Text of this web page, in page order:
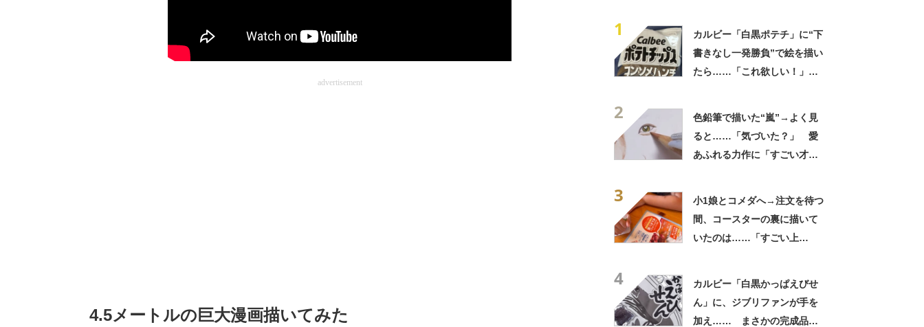
advertisement
4.5メートルの巨大漫画描いてみた
1
カルビー「白黒ポテチ」に“下
書きなし一発勝負”で絵を描い
たら……「これ欲しい！」
2
色鉛筆で描いた“嵐”→よく見
ると……「気づいた？」 愛
あふれる力作に「すごい才
3
小1娘とコメダへ→注文を待つ
間、コースターの裏に描いて
いたのは……「すごい上
4
カルビー「白黒かっぱえびせ
ん」に、ジブリファンが手を
加え…… まさかの完成品に